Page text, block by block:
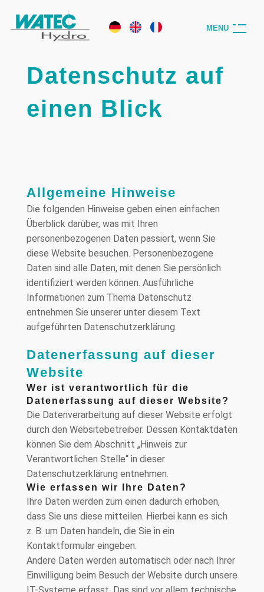
M ENU
Datenschutz auf
einen Blick
Allgemeine Hinweise
Die folgenden Hinweise geben einen einfachen
Überblick darüber, was mit Ihren
personenbezogenen Daten passiert, wenn Sie
diese Website besuchen. Personenbezogene
Daten sind alle Daten, mit denen Sie persönlich
identifiziert werden können. Ausführliche
Informationen zum Thema Datenschutz
entnehmen Sie unserer unter diesem Text
aufgeführten Datenschutzerklärung.
Datenerfassung auf dieser
Website
Wer ist verantwortlich für die
Datenerfassung auf dieser Website?
Die Datenverarbeitung auf dieser Website erfolgt
durch den Websitebetreiber. Dessen Kontaktdaten
können Sie dem Abschnitt „Hinweis zur
Verantwortlichen Stelle“ in dieser
Datenschutzerklärung entnehmen.
Wie erfassen wir Ihre Daten?
Ihre Daten werden zum einen dadurch erhoben,
dass Sie uns diese mitteilen. Hierbei kann es sich
z. B. um Daten handeln, die Sie in ein
Kontaktformular eingeben.
Andere Daten werden automatisch oder nach Ihrer
Einwilligung beim Besuch der Website durch unsere